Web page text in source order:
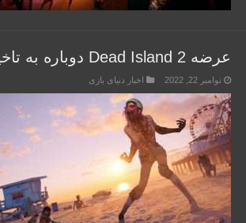
عرضه Dead Island 2 دوباره به تاخیر افتاد
نوامبر 22, 2022 اخبار دنیای بازی